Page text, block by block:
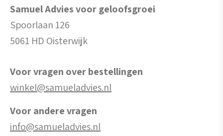
Samuel Advies voor geloofsgroei
Spoorlaan 126
5061 HD Oisterwijk
Voor vragen over bestellingen
winkel@samueladvies.nl
Voor andere vragen
info@samueladvies.nl